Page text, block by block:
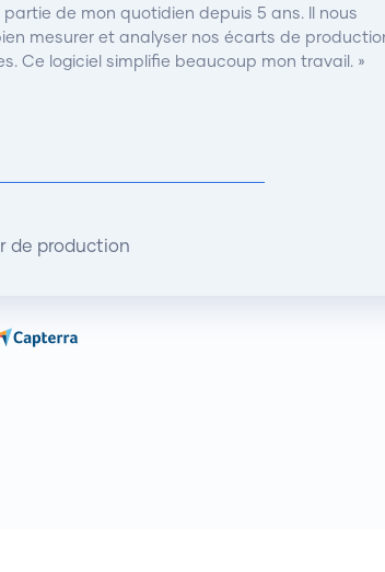
partie de mon quotidien depuis 5 ans. Il nous
mesurer et analyser nos écarts de
Ce logiciel simplifie beaucoup mon travail. »
de production